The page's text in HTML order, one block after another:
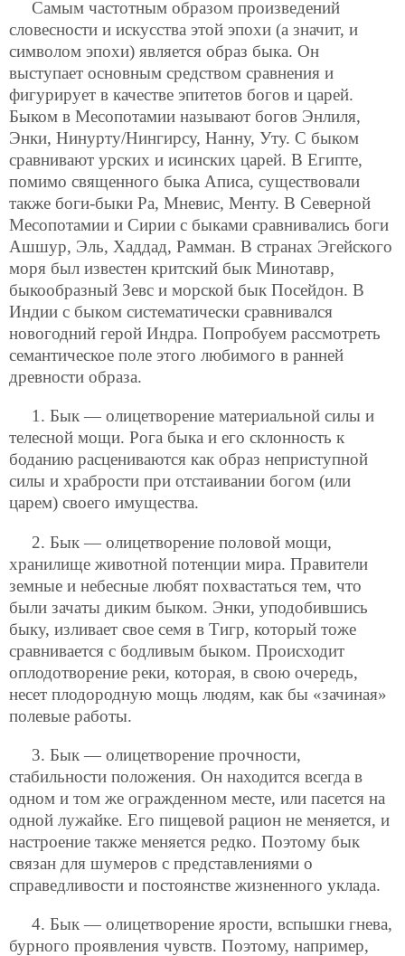
Самым частотным образом произведений
словесности и искусства этой эпохи (а значит, и
символом эпохи) является образ быка. Он
выступает основным средством сравнения и
фигурирует в качестве эпитетов богов и царей.
Быком в Месопотамии называют богов Энлиля,
Энки, Нинурту/Нингирсу, Нанну, Уту. С быком
сравнивают урских и исинских царей. В Египте,
помимо священного быка Аписа, существовали
также боги-быки Ра, Мневис, Менту. В Северной
Месопотамии и Сирии с быками сравнивались боги
Ашшур, Эль, Хаддад, Рамман. В странах Эгейского
моря был известен критский бык Минотавр,
быкообразный Зевс и морской бык Посейдон. В
Индии с быком систематически сравнивался
новогодний герой Индра. Попробуем рассмотреть
семантическое поле этого любимого в ранней
древности образа.
1. Бык — олицетворение материальной силы и
телесной мощи. Рога быка и его склонность к
боданию расцениваются как образ неприступной
силы и храбрости при отстаивании богом (или
царем) своего имущества.
2. Бык — олицетворение половой мощи,
хранилище животной потенции мира. Правители
земные и небесные любят похвастаться тем, что
были зачаты диким быком. Энки, уподобившись
быку, изливает свое семя в Тигр, который тоже
сравнивается с бодливым быком. Происходит
оплодотворение реки, которая, в свою очередь,
несет плодородную мощь людям, как бы «зачиная»
полевые работы.
3. Бык — олицетворение прочности,
стабильности положения. Он находится всегда в
одном и том же огражденном месте, или пасется на
одной лужайке. Его пищевой рацион не меняется, и
настроение также меняется редко. Поэтому бык
связан для шумеров с представлениями о
справедливости и постоянстве жизненного уклада.
4. Бык — олицетворение ярости, вспышки гнева,
бурного проявления чувств. Поэтому, например,